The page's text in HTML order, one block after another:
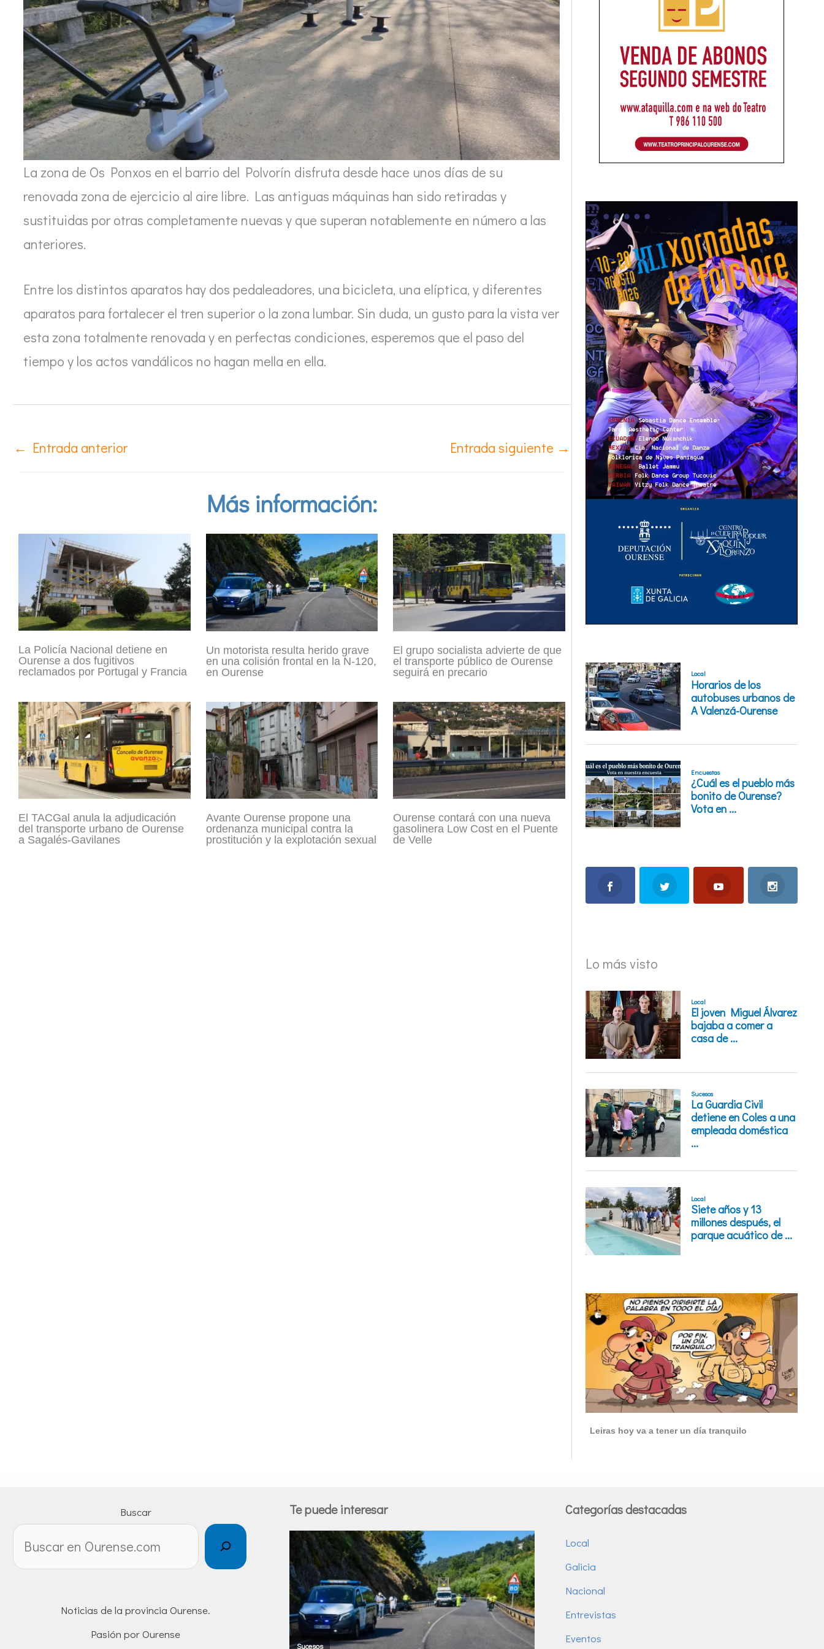
La zona de Os Ponxos en el barrio del Polvorín disfruta desde hace unos días de su
renovada zona de ejercicio al aire libre. Las antiguas máquinas han sido retiradas y
sustituidas por otras completamente nuevas y que superan notablemente en número a las
anteriores.
Entre los distintos aparatos hay dos pedaleadores, una bicicleta, una elíptica, y diferentes
aparatos para fortalecer el tren superior o la zona lumbar. Sin duda, un gusto para la vista ver
esta zona totalmente renovada y en perfectas condiciones, esperemos que el paso del
tiempo y los actos vandálicos no hagan mella en ella.
← Entrada anterior Entrada siguiente →
Más información:
La Policía Nacional detiene en
Ourense a dos fugitivos
reclamados por Portugal y Francia
Un motorista resulta herido grave
en una colisión frontal en la N-120,
en Ourense
El grupo socialista advierte de que
el transporte público de Ourense
seguirá en precario
El TACGal anula la adjudicación
del transporte urbano de Ourense
a Sagalés-Gavilanes
Avante Ourense propone una
ordenanza municipal contra la
prostitución y la explotación sexual
Ourense contará con una nueva
gasolinera Low Cost en el Puente
de Velle
Lo más visto
Leiras hoy va a tener un día tranquilo
Buscar
Noticias de la provincia Ourense.
Pasión por Ourense
Te puede interesar Categorías destacadas
Local
Galicia
Nacional
Entrevistas
Eventos